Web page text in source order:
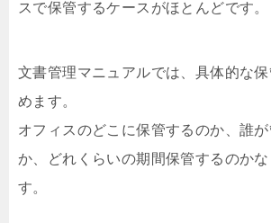
スで保管するケースがほとんどです。
文書管理マニュアルでは、具体的な
めます。
オフィスのどこに保管するのか、誰
か、どれくらいの期間保管するのか
す。